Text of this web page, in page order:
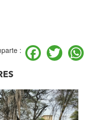
:
Facebook
Twitter